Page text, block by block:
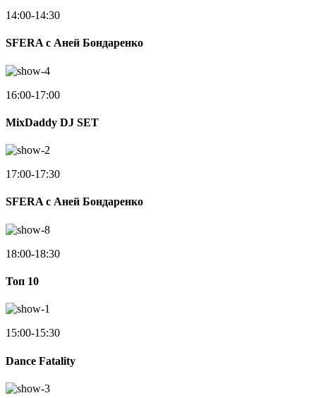
14:00-14:30
SFERA с Аней Бондаренко
16:00-17:00
MixDaddy DJ SET
17:00-17:30
SFERA с Аней Бондаренко
18:00-18:30
Toп 10
15:00-15:30
Dance Fatality